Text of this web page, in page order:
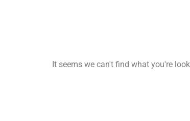
It seems we can't find what you're